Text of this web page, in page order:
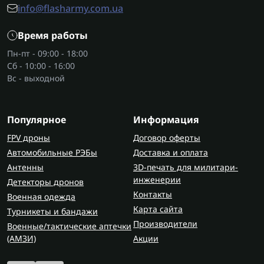
в музеях и выставочных залах;
в бизнесе для презентаций и демонстраций;
в квартире или частном пространстве для
интерактивных развлечений.
Интерактивная стена чаще используется в
учебных аудиториях и презентационных зонах,
Преимущества проекционных
решений
В отличие от классических экранов,
интерактивный пол меняет сам формат
взаимодействия. Пользователь движется в
пространстве и работает не только с
поверхностью дисплея.
info@flasharmy.com.ua
Время работы
Пн-пт - 09:00 - 18:00
Сб - 10:00 - 16:00
Вс - выходной
Популярное
FPV дроны
Автомобильные РЭБы
Антенны
Детекторы дронов
Военная одежда
Турникеты и бандажи
Военные/тактические аптечки
(AMЗИ)
Информация
Договор оферты
Доставка и оплата
3D-печать для милитари-
инженерии
Контакты
Карта сайта
Производители
Акции